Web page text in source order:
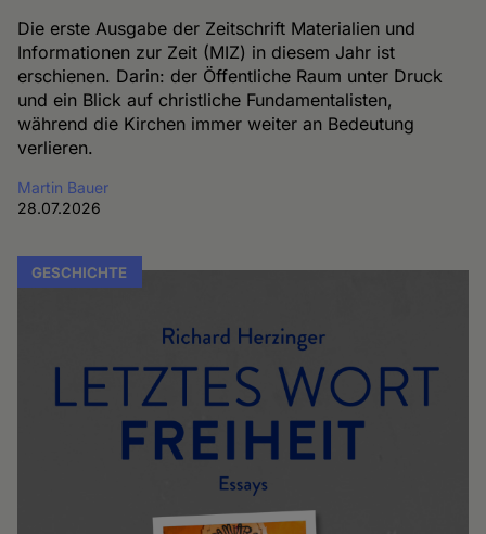
Die erste Ausgabe der Zeitschrift Materialien und
Informationen zur Zeit (MIZ) in diesem Jahr ist
erschienen. Darin: der Öffentliche Raum unter Druck
und ein Blick auf christliche Fundamentalisten,
während die Kirchen immer weiter an Bedeutung
verlieren.
Martin Bauer
28.07.2026
GESCHICHTE